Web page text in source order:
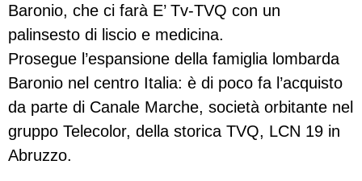
Baronio, che ci farà E’ Tv-TVQ con un
palinsesto di liscio e medicina.
Prosegue l’espansione della famiglia lombarda
Baronio nel centro Italia: è di poco fa l’acquisto
da parte di Canale Marche, società orbitante nel
gruppo Telecolor, della storica TVQ, LCN 19 in
Abruzzo.